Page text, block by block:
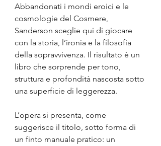
Abbandonati i mondi eroici e le
cosmologie del Cosmere,
Sanderson sceglie qui di giocare
con la storia, l’ironia e la filosofia
della sopravvivenza. Il risultato è un
libro che sorprende per tono,
struttura e profondità nascosta sotto
una superficie di leggerezza.
L’opera si presenta, come
suggerisce il titolo, sotto forma di
un finto manuale pratico: un